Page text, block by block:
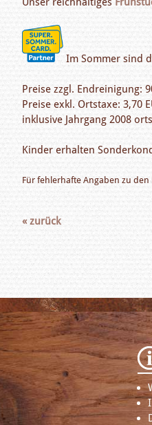
Im Sommer sind
Preise zzgl. Endreinigung:
Preise exkl. Ortstaxe: 3,70
inklusive Jahrgang 2008
Kinder erhalten
Für fehlerhafte Angaben zu
« zurück